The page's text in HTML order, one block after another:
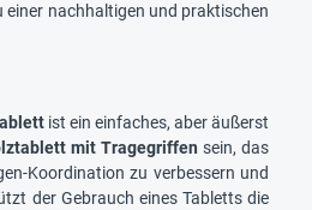
nachhaltigen und praktischen
ist ein einfaches, aber äußerst
mit Tragegriffen sein, das
Koordination zu verbessern und
der Gebrauch eines Tabletts die